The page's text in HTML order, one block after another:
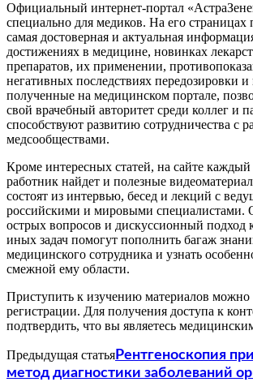
Официальный интернет-портал
специально для медиков. На его страницах
самая достоверная и актуальная
достижениях в медицине, новинках
препаратов, их применении,
негативных последствиях передозировки
полученные на медицинском портале,
свой врачебный авторитет среди коллег и
способствуют развитию сотрудничества с
медсообществами.
Кроме интересных статей, на сайте
работник найдет и полезные
состоят из интервью, бесед и лекций с
российскими и мировыми специалистами.
острых вопросов и дискуссионный подход
иных задач помогут пополнить багаж
медицинского сотрудника и узнать
смежной ему области.
Приступить к изучению материалов можно
регистрации. Для получения доступа к
подтвердить, что вы являетесь
Предыдущая статьяРентгеноскопия
метод диагностики заболеваний